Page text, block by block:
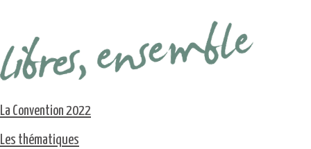
La Convention 2022
Les thématiques